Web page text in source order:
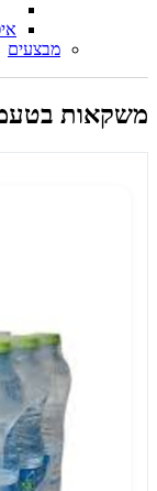
מבצעים
משקאות